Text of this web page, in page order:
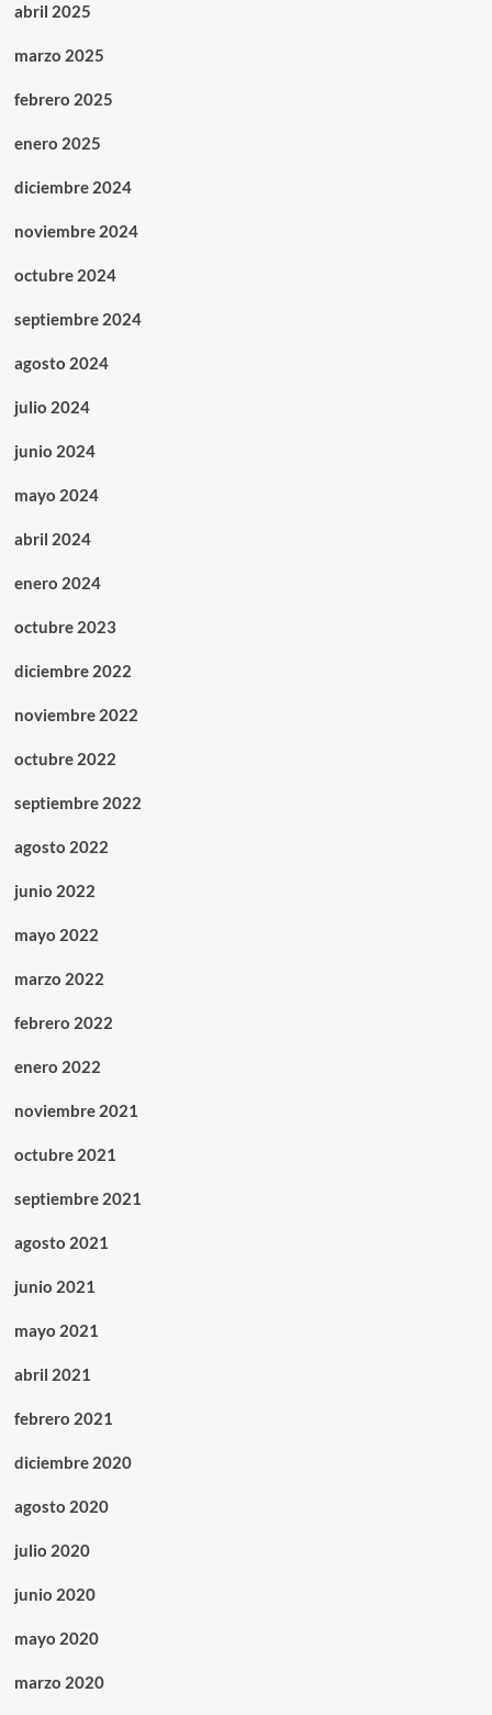
abril 2025
marzo 2025
febrero 2025
enero 2025
diciembre 2024
noviembre 2024
octubre 2024
septiembre 2024
agosto 2024
julio 2024
junio 2024
mayo 2024
abril 2024
enero 2024
octubre 2023
diciembre 2022
noviembre 2022
octubre 2022
septiembre 2022
agosto 2022
junio 2022
mayo 2022
marzo 2022
febrero 2022
enero 2022
noviembre 2021
octubre 2021
septiembre 2021
agosto 2021
junio 2021
mayo 2021
abril 2021
febrero 2021
diciembre 2020
agosto 2020
julio 2020
junio 2020
mayo 2020
marzo 2020